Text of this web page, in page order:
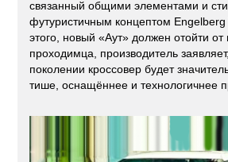
связанный общими элементами и
футуристичным концептом
этого, новый «Аут» должен отойти
проходимца, производитель
поколении кроссовер будет
тише, оснащённее и технологичнее